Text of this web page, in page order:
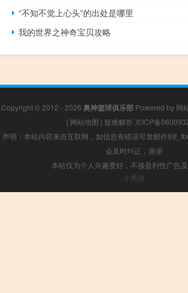
“不知不觉上心头”的出处是哪里
我的世界之神奇宝贝攻略
Copyright © 2012 - 2026 奥神篮球俱乐部Powered by 网
| 网站地图 | 疑难解答 京ICP备
声明：本站内容来自互联网，如信息有错误可发邮件到
会及时纠正，谢谢
本站仅为个人兴趣爱好，不接盈利性广告
小男孩